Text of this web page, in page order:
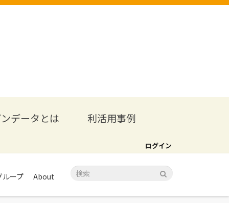
データとは 利活用事例
ログイン
ループ About